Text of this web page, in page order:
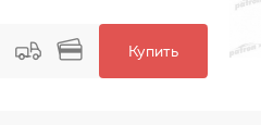
Купить